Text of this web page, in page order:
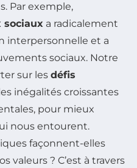
Par exemple,
sociaux a radicalement
interpersonnelle et a
sociaux. Notre
sur les défis
inégalités croissantes
pour mieux
nous entourent.
façonnent-elles
valeurs ? C’est à travers